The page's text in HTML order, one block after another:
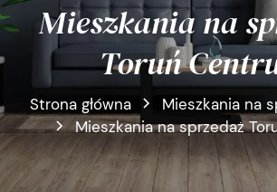
Mieszkania na
Toruń
Strona główna
Mieszkania na
Mieszkania na sprzedaż